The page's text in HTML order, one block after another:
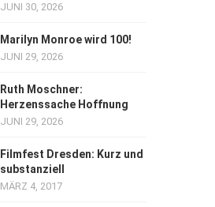
JUNI 30, 2026
Marilyn Monroe wird 100!
JUNI 29, 2026
Ruth Moschner:
Herzenssache Hoffnung
JUNI 29, 2026
Filmfest Dresden: Kurz und
substanziell
MÄRZ 4, 2017